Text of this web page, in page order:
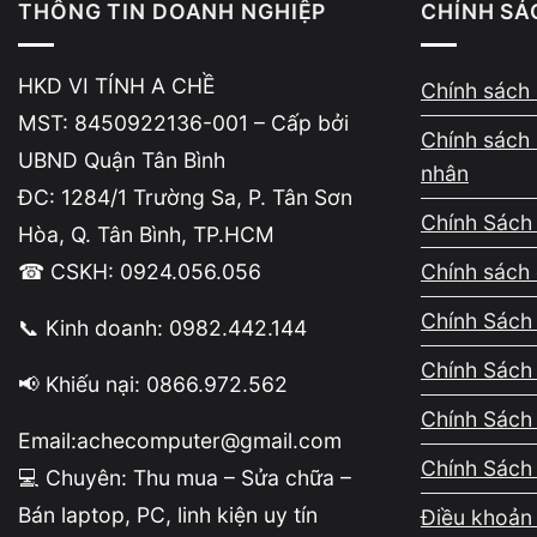
họa lỗi hoặc cáp màn hình bị lỏng.
Cần phân biệt: Nếu cắm HDMI ra
hình ngoài cũng bị → lỗi card đồ
💡 Thay màn hình laptop tại Vi Tính A
5 🔊 Loa Kêu Rè, Bàn Phím Liệt
Những hỏng hóc nhỏ thường bị xem
phím bị liệt 1–2 phím, loa kêu rè
dấu hiệu laptop cần sửa
trước khi vấn
Thực tế: Nhiều khách hàng đến Vi
hiện nước đã vào bên trong từ trước
💡 Đừng chủ quan với những hỏng
THÔNG TIN DOANH NGHIỆP
HKD VI TÍNH A CHỀ
MST: 8450922136-001 – Cấp bởi
UBND Quận Tân Bình
ĐC: 1284/1 Trường Sa, P. Tân Sơn
Hòa, Q. Tân Bình, TP.HCM
☎ CSKH: 0924.056.056
📞 Kinh doanh: 0982.442.144
📢 Khiếu nại: 0866.972.562
Email:achecomputer@gmail.com
💻 Chuyên: Thu mua – Sửa chữa –
Bán laptop, PC, linh kiện uy tín
CHÍNH
Chính
Chính
nhân
Chính
Chính
Chính
Chính
Chính
Chính
Điều khoản